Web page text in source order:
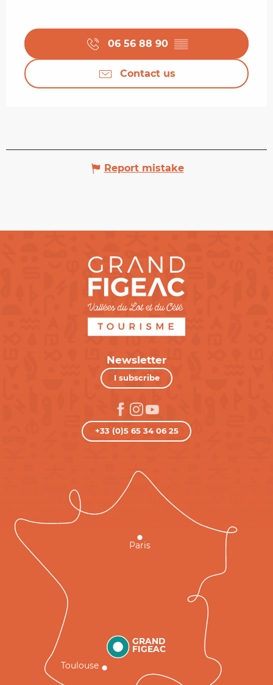
06 56 88 90 ▒▒
Contact us
Report mistake
Newsletter
I subscribe
+33 (0)5 65 34 06 25
GRAND
FIGEAC
Toulouse
Paris